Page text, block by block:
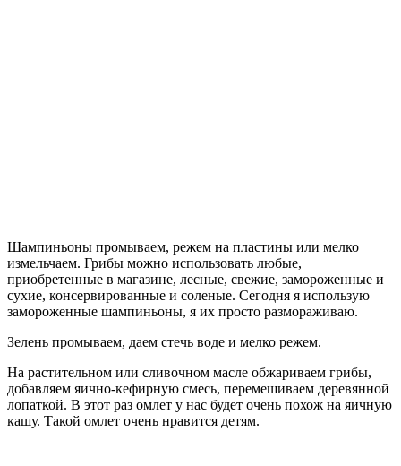
Шампиньоны промываем, режем на пластины или мелко
измельчаем. Грибы можно использовать любые,
приобретенные в магазине, лесные, свежие, замороженные и
сухие, консервированные и соленые. Сегодня я использую
замороженные шампиньоны, я их просто размораживаю.
Зелень промываем, даем стечь воде и мелко режем.
На растительном или сливочном масле обжариваем грибы,
добавляем яично-кефирную смесь, перемешиваем деревянной
лопаткой. В этот раз омлет у нас будет очень похож на яичную
кашу. Такой омлет очень нравится детям.